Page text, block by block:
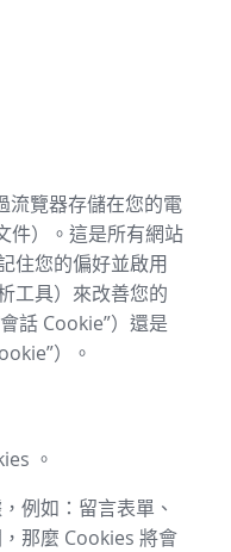
流覽器存儲在您的電
件）。這是所有網站
住您的偏好並啟用
工具）來改善您的
話 Cookie”）還是
）。
。
例如：留言表單、
那麼 Cookies 將會